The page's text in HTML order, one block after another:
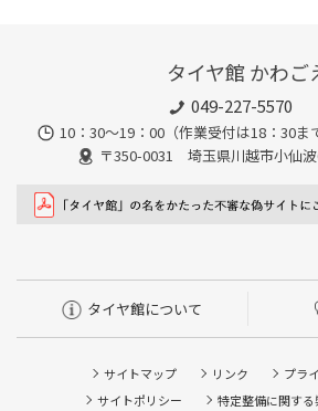
タイヤ館 かわご
049-227-5570
10：30～19：00（作業受付は18：30ま
〒350-0031 埼玉県川越市小仙
タイヤ館について
サイトマップ リンク
プラ
サイトポリシー
特定整備に関す